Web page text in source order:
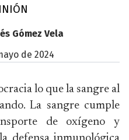
Gómez Vela
de 2024
lo que la sangre al
La sangre cumple
de oxígeno y